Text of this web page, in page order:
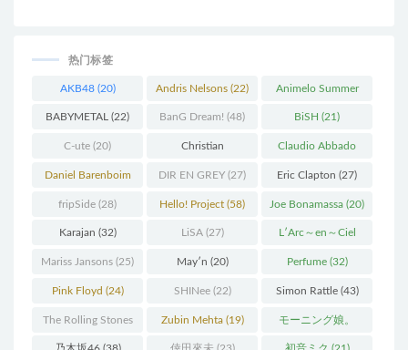
热门标签
AKB48(20) Andris Nelsons (22) Animelo Summer
Live(34)
BABYMETAL (22) BanG Dream! (48) BiSH (21)
C-ute (20) Christian
Thielemann(36)
Claudio Abbado
(25)
Daniel Barenboim
(37)
DIR EN GREY (27) Eric Clapton (27)
fripSide (28) Hello! Project (58) Joe Bonamassa (20)
Karajan (32) LiSA(27) L′Arc～en～Ciel
(41)
Mariss Jansons (25) May′n (20) Perfume(32)
Pink Floyd (24) SHINee(22) Simon Rattle(43)
The Rolling Stones
(30)
Zubin Mehta(19) モーニング娘。
(27)